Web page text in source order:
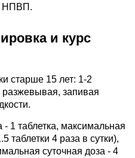
НПВП.
и курс
старше 15 лет: 1-2
разжевывая, запивая
- 1 таблетка, максимальная
таблетки 4 раза в сутки),
суточная доза - 4